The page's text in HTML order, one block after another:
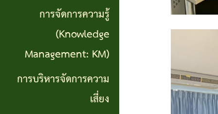
การ
ดำเนิน
การ
เพื่อ
การจัดการความรู้
(Knowledge
Management: KM)
การบริหารจัดการความ
เสี่ยง